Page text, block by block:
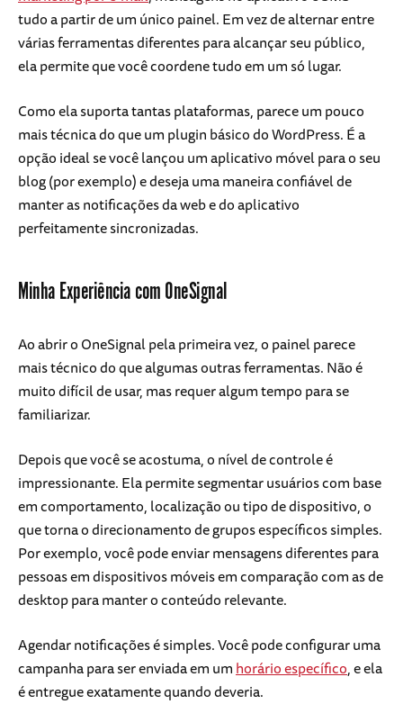
tudo a partir de um único painel. Em vez de alternar entre
várias ferramentas diferentes para alcançar seu público,
ela permite que você coordene tudo em um só lugar.
Como ela suporta tantas plataformas, parece um pouco
mais técnica do que um plugin básico do WordPress. É a
opção ideal se você lançou um aplicativo móvel para o seu
blog (por exemplo) e deseja uma maneira confiável de
manter as notificações da web e do aplicativo
perfeitamente sincronizadas.
Minha Experiência com OneSignal
Ao abrir o OneSignal pela primeira vez, o painel parece
mais técnico do que algumas outras ferramentas. Não é
muito difícil de usar, mas requer algum tempo para se
familiarizar.
Depois que você se acostuma, o nível de controle é
impressionante. Ela permite segmentar usuários com base
em comportamento, localização ou tipo de dispositivo, o
que torna o direcionamento de grupos específicos simples.
Por exemplo, você pode enviar mensagens diferentes para
pessoas em dispositivos móveis em comparação com as de
desktop para manter o conteúdo relevante.
Agendar notificações é simples. Você pode configurar uma
campanha para ser enviada em umhorário específico, e ela
é entregue exatamente quando deveria.